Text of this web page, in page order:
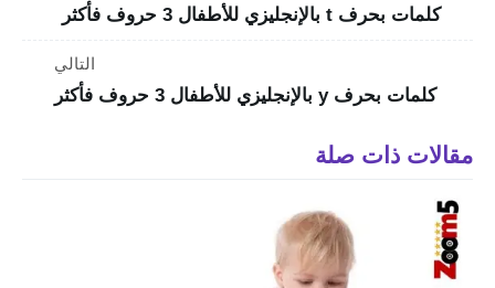
كلمات بحرف t بالإنجليزي للأطفال 3 حروف فأكثر
التالي
كلمات بحرف y بالإنجليزي للأطفال 3 حروف فأكثر
مقالات ذات صلة